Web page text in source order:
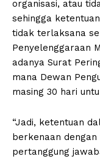
organisasi, atau
sehingga
tidak terlaksana
Penyelenggaraan
adanya Surat
mana Dewan
masing 30 hari
“Jadi, ketentuan
berkenaan
pertanggung